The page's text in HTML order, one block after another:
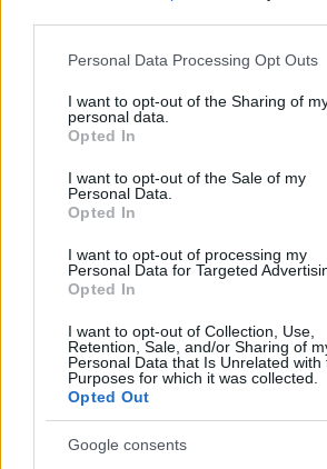
Please note that this website/app uses
not limited to your visit or usage
grant or deny consent to Google and its
use your data for below specified
consent section.
Personal Data Processing Opt Outs
I want to opt-out of the Sharing of
personal data.
Opted In
I want to opt-out of the Sale of my
Personal Data.
Opted In
I want to opt-out of processing my
Personal Data for Targeted
Opted In
I want to opt-out of Collection, Use,
Retention, Sale, and/or Sharing of
Personal Data that Is Unrelated with
Purposes for which it was collected.
Opted Out
Google consents
Πέρα από την πρώτη ειδοποίηση
έκπτωση του προϊόντος,
λαμβάνετε με κάθε νέα μείωση της
μόνο μειονέκτημα της υπηρεσίας
ειδοποιήσεις αφορούν εκπτώσεις